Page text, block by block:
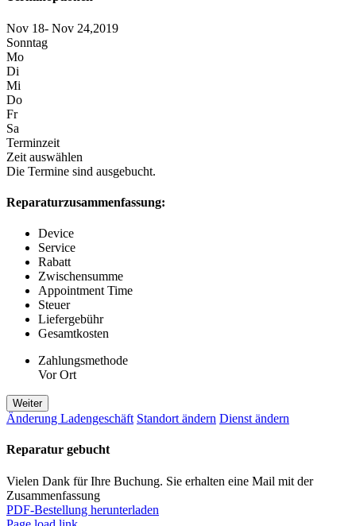
Nov 18- Nov 24,2019
Sonntag
Mo
Di
Mi
Do
Fr
Sa
Terminzeit
Zeit auswählen
Die Termine sind ausgebucht.
Reparaturzusammenfassung:
Device
Service
Rabatt
Zwischensumme
Appointment Time
Steuer
Liefergebühr
Gesamtkosten
Zahlungsmethode
Vor Ort
Weiter
Änderung Ladengeschäft Standort ändern Dienst ändern
Reparatur gebucht
Vielen Dank für Ihre Buchung. Sie erhalten eine Mail mit der
Zusammenfassung
PDF-Bestellung herunterladen